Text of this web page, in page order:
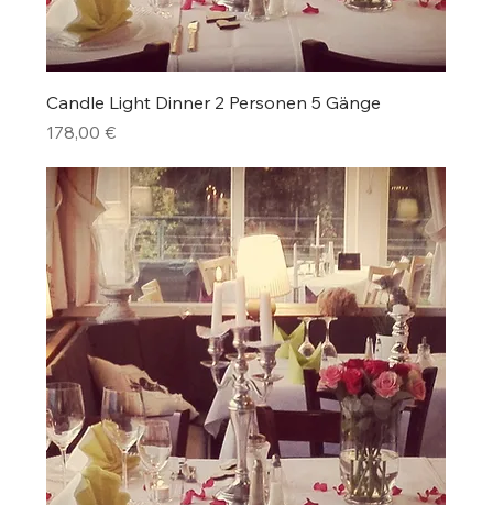
Candle Light Dinner 2 Personen 5 Gänge
Preis
178,00 €